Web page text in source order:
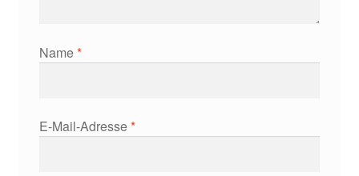
Name*
E-Mail-Adresse*